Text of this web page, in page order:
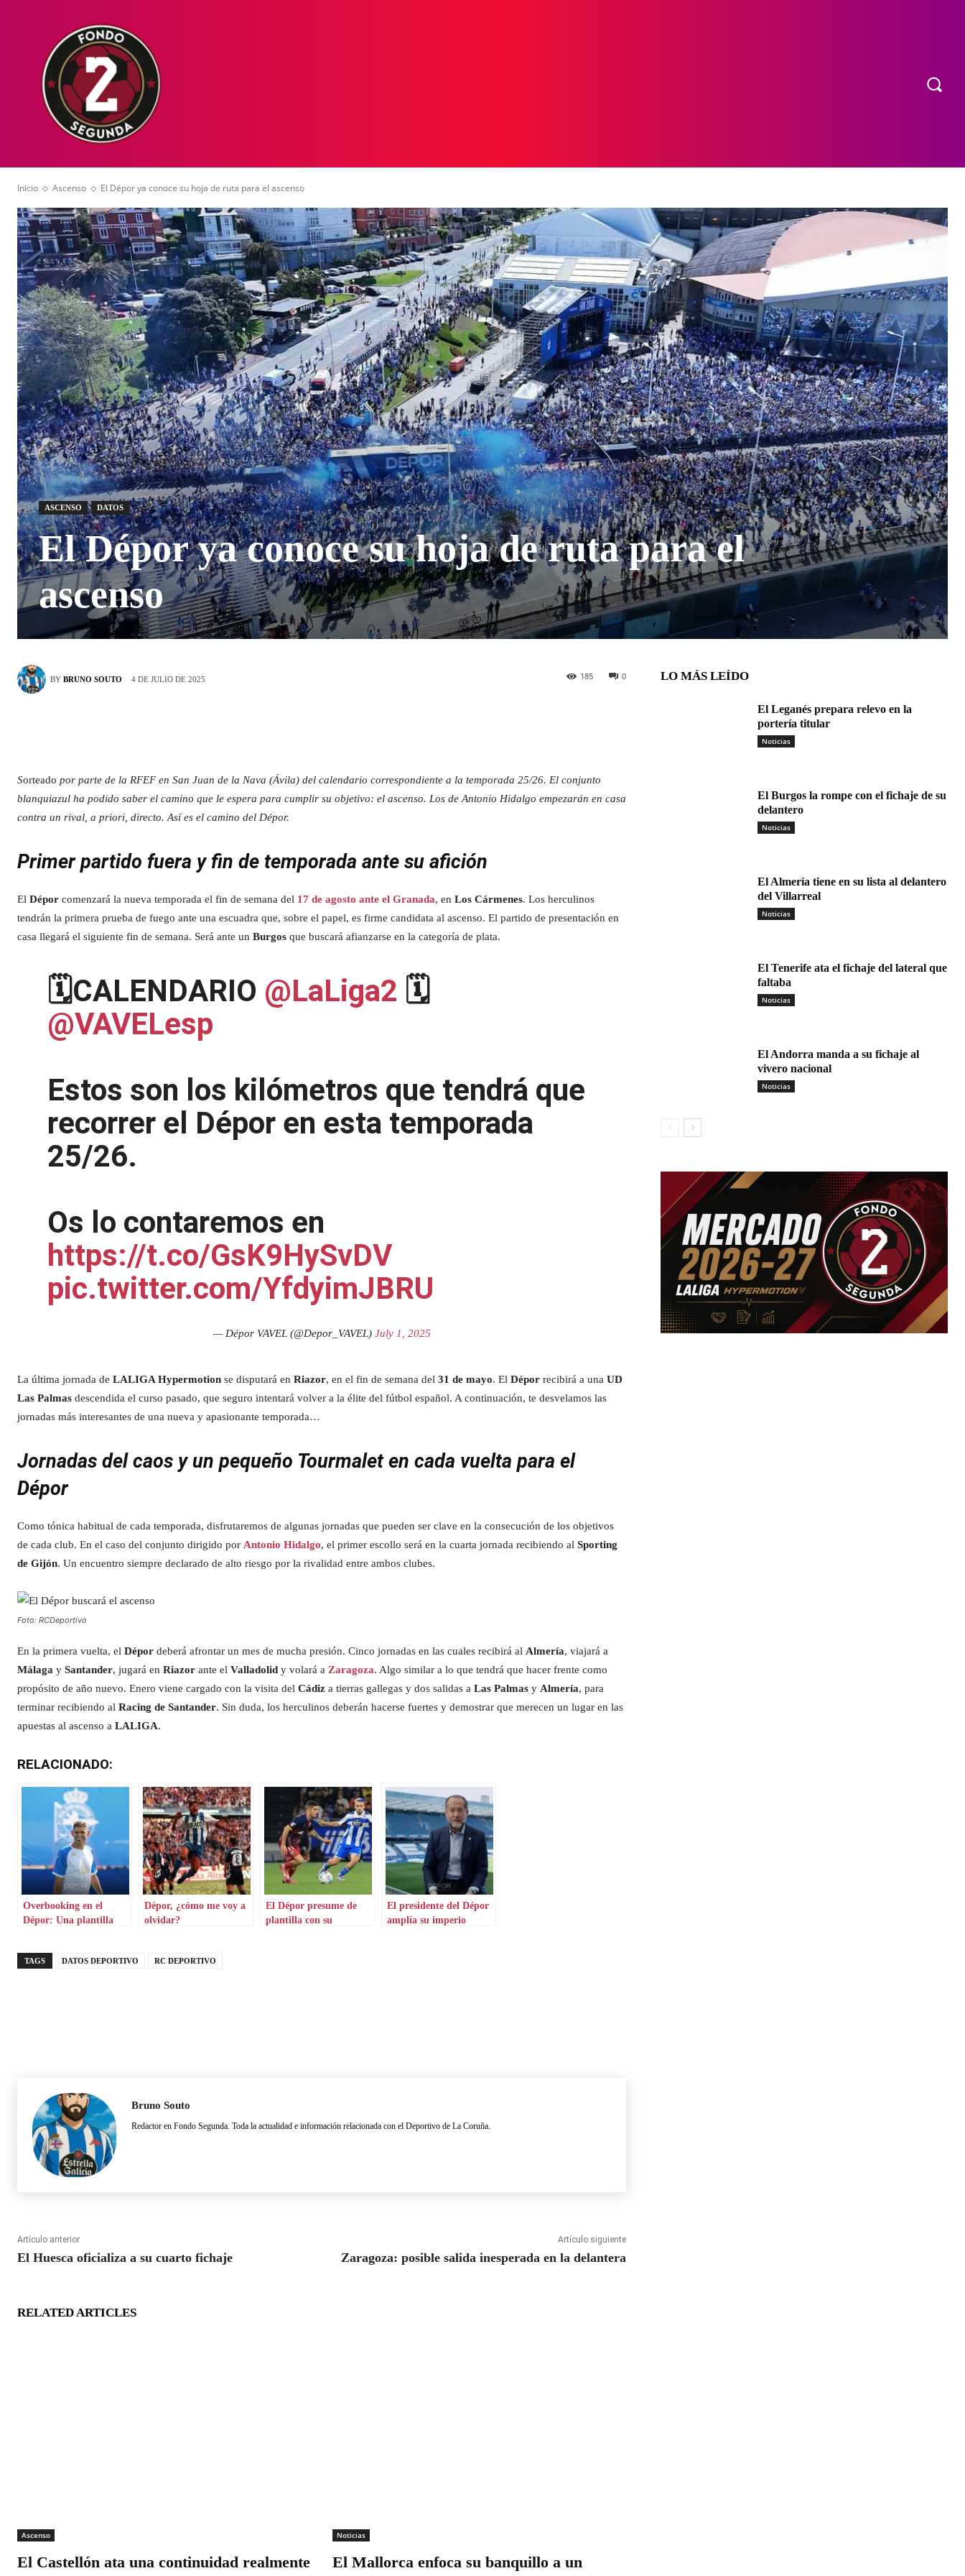
Inicio Ascenso El Dépor ya conoce su hoja de ruta para el ascenso
ASCENSO DATOS
El Dépor ya conoce su hoja de ruta para el
ascenso
BY BRUNO SOUTO 4 DE JULIO DE 2025 0
185
Sorteado por parte de la RFEF en San Juan de la Nava (Ávila) del calendario correspondiente a la temporada 25/26. El conjunto
blanquiazul ha podido saber el camino que le espera para cumplir su objetivo: el ascenso. Los de Antonio Hidalgo empezarán en casa
contra un rival, a priori, directo. Así es el camino del Dépor.
Primer partido fuera y fin de temporada ante su afición
El Dépor comenzará la nueva temporada el fin de semana del 17 de agosto ante el Granada, en Los Cármenes. Los herculinos
tendrán la primera prueba de fuego ante una escuadra que, sobre el papel, es firme candidata al ascenso. El partido de presentación en
casa llegará el siguiente fin de semana. Será ante un Burgos que buscará afianzarse en la categoría de plata.
🗓️CALENDARIO @LaLiga2 🗓️
@VAVELesp
Estos son los kilómetros que tendrá que
recorrer el Dépor en esta temporada
25/26.
Os lo contaremos en
https://t.co/GsK9HySvDV
pic.twitter.com/YfdyimJBRU
— Dépor VAVEL (@Depor_VAVEL) July 1, 2025
La última jornada de LALIGA Hypermotion se disputará en Riazor, en el fin de semana del 31 de mayo. El Dépor recibirá a una UD
Las Palmas descendida el curso pasado, que seguro intentará volver a la élite del fútbol español. A continuación, te desvelamos las
jornadas más interesantes de una nueva y apasionante temporada…
Jornadas del caos y un pequeño Tourmalet en cada vuelta para el
Dépor
Como tónica habitual de cada temporada, disfrutaremos de algunas jornadas que pueden ser clave en la consecución de los objetivos
de cada club. En el caso del conjunto dirigido por Antonio Hidalgo, el primer escollo será en la cuarta jornada recibiendo al Sporting
de Gijón. Un encuentro siempre declarado de alto riesgo por la rivalidad entre ambos clubes.
Foto: RCDeportivo
En la primera vuelta, el Dépor deberá afrontar un mes de mucha presión. Cinco jornadas en las cuales recibirá al Almería, viajará a
Málaga y Santander, jugará en Riazor ante el Valladolid y volará a Zaragoza. Algo similar a lo que tendrá que hacer frente como
propósito de año nuevo. Enero viene cargado con la visita del Cádiz a tierras gallegas y dos salidas a Las Palmas y Almería, para
terminar recibiendo al Racing de Santander. Sin duda, los herculinos deberán hacerse fuertes y demostrar que merecen un lugar en las
apuestas al ascenso a LALIGA.
RELACIONADO:
Overbooking en el
Dépor: Una plantilla
Dépor, ¿cómo me voy a
olvidar?
El Dépor presume de
plantilla con su
El presidente del Dépor
amplía su imperio
TAGS DATOS DEPORTIVO RC DEPORTIVO
Bruno Souto
Redactor en Fondo Segunda. Toda la actualidad e información relacionada con el Deportivo de La Coruña.
Artículo anterior
El Huesca oficializa a su cuarto fichaje
Artículo siguiente
Zaragoza: posible salida inesperada en la delantera
RELATED ARTICLES
Ascenso
El Castellón ata una continuidad realmente
Noticias
El Mallorca enfoca su banquillo a un
LO MÁS LEÍDO
El Leganés prepara relevo en la
portería titular
Noticias
El Burgos la rompe con el fichaje de su
delantero
Noticias
El Almería tiene en su lista al delantero
del Villarreal
Noticias
El Tenerife ata el fichaje del lateral que
faltaba
Noticias
El Andorra manda a su fichaje al
vivero nacional
Noticias